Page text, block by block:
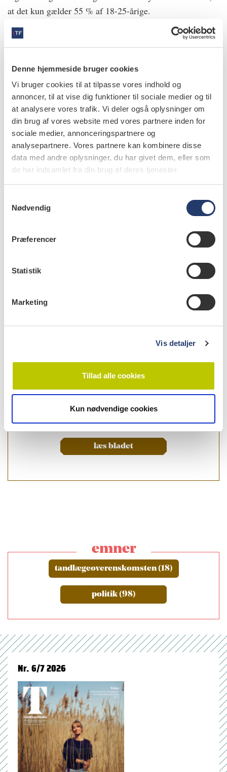
Denne hjemmeside bruger cookies
Vi bruger cookies til at tilpasse vores indhold og
annoncer, til at vise dig funktioner til sociale medier og til
at analysere vores trafik. Vi deler også oplysninger om
din brug af vores website med vores partnere inden for
sociale medier, annonceringspartnere og
analysepartnere. Vores partnere kan kombinere disse
data med andre oplysninger, du har givet dem, eller som
de har indsamlet fra din brug af deres tjenester.
Nødvendig
Præferencer
Statistik
Marketing
Vis detaljer
Tillad alle cookies
Kun nødvendige cookies
at det kun gælder 55 % af 18-25-årige.
Sundhedsstyrelsen var klar til at udgive en rapport, der
godkendte tandlægernes arbejde med de nationale
kliniske retningslinjer. Men rapporten blev trukket
tilbage og omskrevet til en kritik af tandlægerne efter
hastemøde med ministeriet. Den rapport er
arbejdsgruppen flittig med at bruge, på trods af at flere af
de oplysninger, som citeres, er fordrejede eller
kontroversielle.
Læs også artiklen
Ministeriel arbejdsgruppe
læs bladet
emner
tandlægeoverenskomsten (18)
politik (98)
Nr. 6/7 2026